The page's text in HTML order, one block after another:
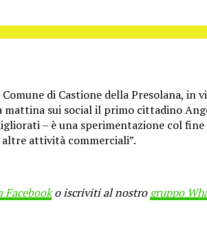
di Castione della Presolana,
mattina sui social il primo cittadino
– è una sperimentazione col
attività commerciali”.
Facebooko iscriviti al nostrogruppo